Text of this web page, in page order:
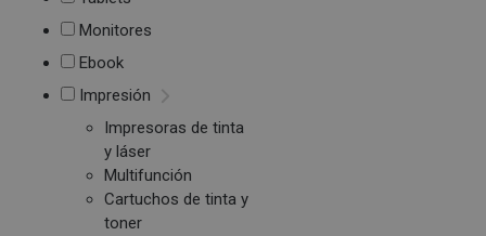
Monitores
Ebook
Impresión
Impresoras de tinta
y láser
Multifunción
Cartuchos de tinta y
toner